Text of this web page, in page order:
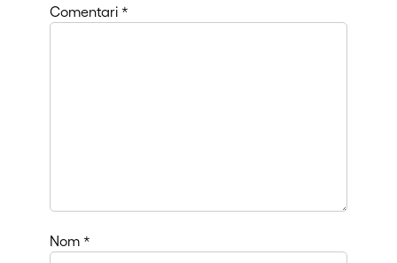
Comentari *
Nom *